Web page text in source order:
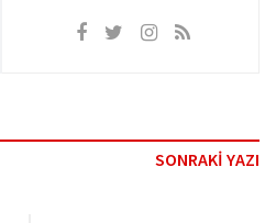
SONRAKİ YAZI